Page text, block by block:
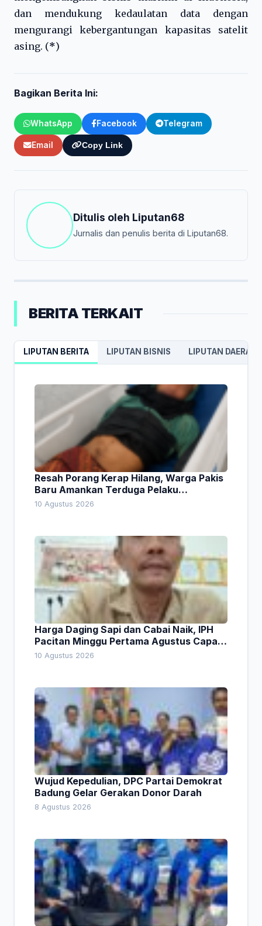
dan mendukung kedaulatan data dengan
mengurangi kebergantungan kapasitas satelit
asing. (*)
Bagikan Berita Ini:
WhatsApp Facebook Telegram
Email Copy Link
Ditulis oleh Liputan68
Jurnalis dan penulis berita di Liputan68.
BERITA TERKAIT
LIPUTAN BERITA LIPUTAN BISNIS LIPUTAN DAERAH
Resah Porang Kerap Hilang, Warga Pakis
Baru Amankan Terduga Pelaku
Pencurian
10 Agustus 2026
Harga Daging Sapi dan Cabai Naik, IPH
Pacitan Minggu Pertama Agustus Capai
1,66 Persen. Ini Penjelasan Kabag Ayub
10 Agustus 2026
Wujud Kepedulian, DPC Partai Demokrat
Badung Gelar Gerakan Donor Darah
8 Agustus 2026